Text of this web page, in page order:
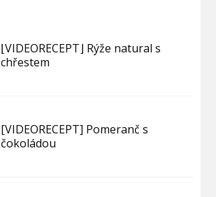
⌊VIDEORECEPT⌋ Rýže natural s
chřestem
[VIDEORECEPT] Pomeranč s
čokoládou